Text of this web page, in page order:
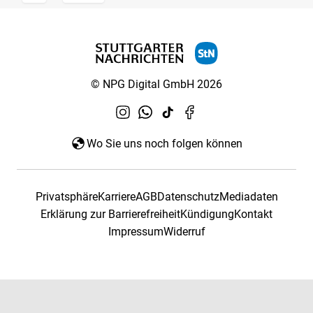
© NPG Digital GmbH 2026
Wo Sie uns noch folgen können
PrivatsphäreKarriereAGBDatenschutzMediadaten
Erklärung zur BarrierefreiheitKündigungKontakt
ImpressumWiderruf